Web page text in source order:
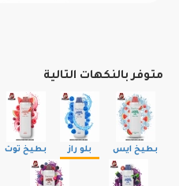
متوفر بالنكهات التالية
بطيخ ايس بلو راز بطيخ توت